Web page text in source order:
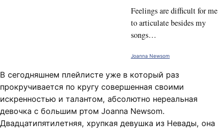
Feelings are difficult for me
to articulate besides my
songs…
Joanna Newsom
В сегодняшнем плейлисте уже в который раз
прокручивается по кругу совершенная своими
искренностью и талантом, абсолютно нереальная
девочка с большим ртом Joanna Newsom.
Двадцатипятилетняя, хрупкая девушка из Невады, она